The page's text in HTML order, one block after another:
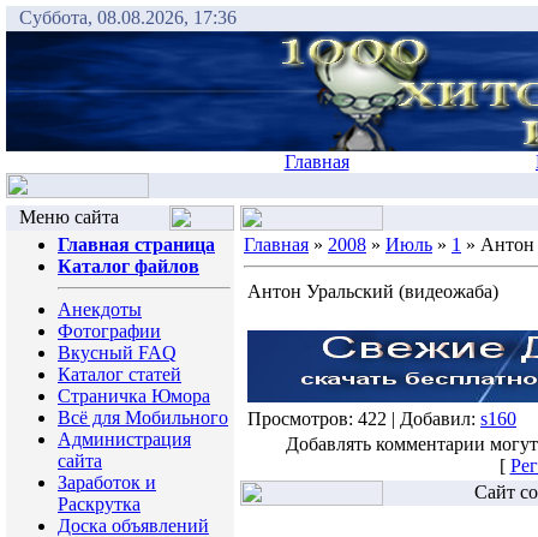
Суббота, 08.08.2026, 17:36
Главная
Меню сайта
Главная страница
Каталог файлов
Анекдоты
Фотографии
Вкусный FAQ
Каталог статей
Страничка Юмора
Всё для Мобильного
Администрация
сайта
Заработок и
Раскрутка
Доска объявлений
Главная » 2008 » Июль » 1 » Антон
Антон Уральский (видеожаба)
Просмотров: 422 | Добавил: s160
Добавлять комментарии
[
Сайт